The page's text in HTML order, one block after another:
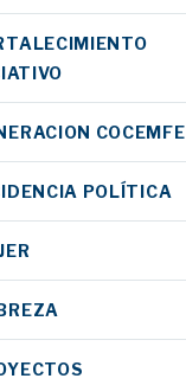
COCEMFE
POLÍTICA